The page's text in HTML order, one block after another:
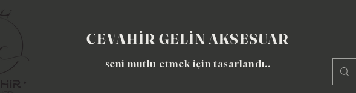
CEVAHİR GELİN AKSESUAR
seni mutlu etmek için tasarlandı​..